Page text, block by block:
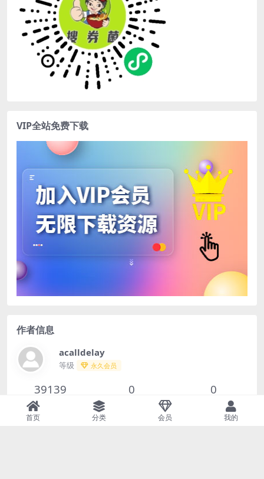
VIP全站免费下载
作者信息
acalldelay
等级 永久会员
39139 0 0
首页 分类 会员 我的